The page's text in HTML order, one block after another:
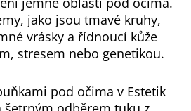
jako jsou tmavé kruhy,
vrásky a řídnoucí kůže
stresem nebo genetikou.
pod očima v Estetik